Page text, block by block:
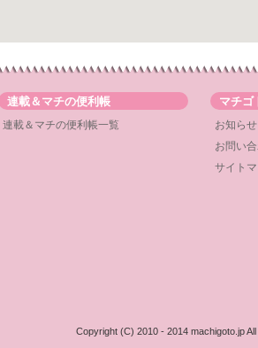
連載＆マチの便利帳
連載＆マチの便利帳一覧
マチゴ
お知らせ
お問い
サイト
Copyright (C) 2010 - 2014 machigoto.jp